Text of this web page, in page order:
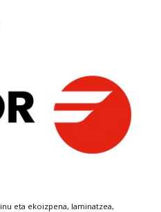
eta ekoizpena, laminatzea,